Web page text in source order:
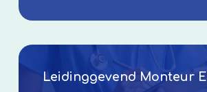
Leidinggevend Monteur